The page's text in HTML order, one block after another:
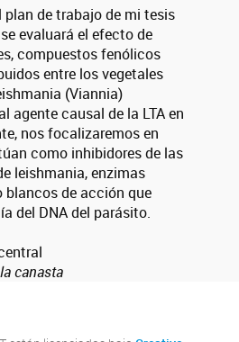
de trabajo de mi tesis
evaluará el efecto de
compuestos fenólicos
entre los vegetales
(Viannia)
agente causal de la LTA en
nos focalizaremos en
como inhibidores de las
leishmania, enzimas
de acción que
del DNA del parásito.
canasta